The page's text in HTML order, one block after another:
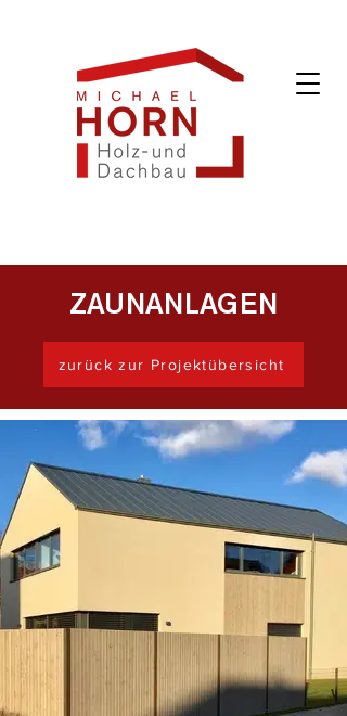
ZAUNANLAGEN
zurück zur Projektübersicht